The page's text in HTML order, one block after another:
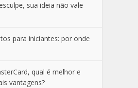
sua ideia não vale
para iniciantes: por onde
qual é melhor e
vantagens?